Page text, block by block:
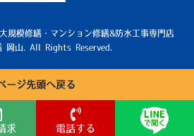
模修繕・マンション修繕&防水工事専門店
岡山. All Rights Reserved.
ージ先頭へ戻る
求 電話する